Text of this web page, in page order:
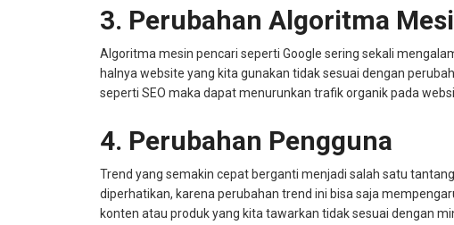
3. Perubahan Algoritma
Algoritma mesin pencari seperti Google sering sekali
halnya website yang kita gunakan tidak sesuai dengan
seperti SEO maka dapat menurunkan trafik organik pada
4. Perubahan Pengguna
Trend yang semakin cepat berganti menjadi salah satu
diperhatikan, karena perubahan trend ini bisa saja
konten atau produk yang kita tawarkan tidak sesuai dengan